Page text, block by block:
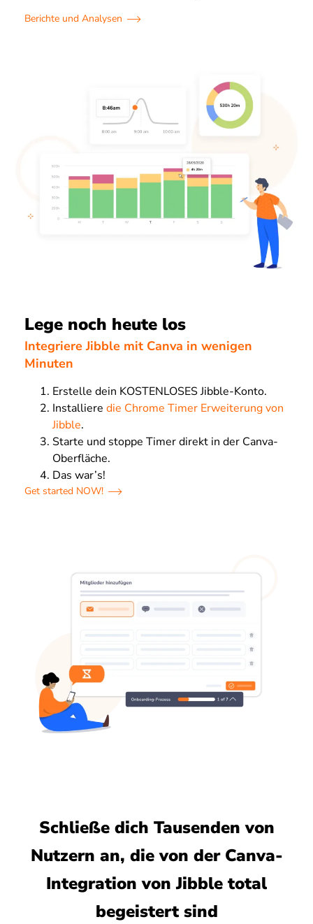
Berichte und Analysen
Lege noch heute los
Integriere Jibble mit Canva in wenigen
Minuten
Erstelle dein KOSTENLOSES Jibble-Konto.
Installiere die Chrome Timer Erweiterung von
Jibble.
Starte und stoppe Timer direkt in der Canva-
Oberfläche.
Das war’s!
Get started NOW!
Schließe dich Tausenden von
Nutzern an, die von der Canva-
Integration von Jibble total
begeistert sind